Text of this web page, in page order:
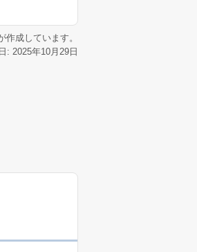
作成しています。
: 2025年10月29日